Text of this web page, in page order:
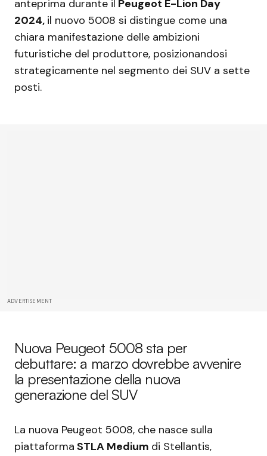
anteprima durante il Peugeot E-Lion Day
2024, il nuovo 5008 si distingue come una
chiara manifestazione delle ambizioni
futuristiche del produttore, posizionandosi
strategicamente nel segmento dei SUV a sette
posti.
ADVERTISEMENT
Nuova Peugeot 5008 sta per
debuttare: a marzo dovrebbe avvenire
la presentazione della nuova
generazione del SUV
La nuova Peugeot 5008, che nasce sulla
piattaforma STLA Medium di Stellantis,